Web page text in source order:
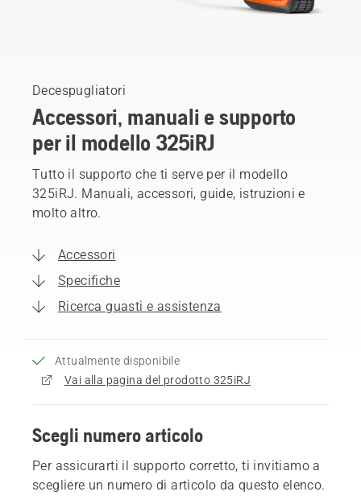
Decespugliatori
Accessori, manuali e supporto
per il modello 325iRJ
Tutto il supporto che ti serve per il modello
325iRJ. Manuali, accessori, guide, istruzioni e
molto altro.
Accessori
Specifiche
Ricerca guasti e assistenza
Attualmente disponibile
Vai alla pagina del prodotto 325iRJ
Scegli numero articolo
Per assicurarti il supporto corretto, ti invitiamo a
scegliere un numero di articolo da questo elenco.